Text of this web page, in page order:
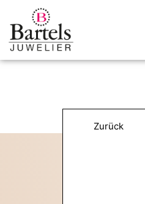
Inhalt
springen
Zurück